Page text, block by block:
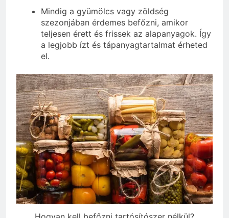
Mindig a gyümölcs vagy zöldség
szezonjában érdemes befőzni, amikor
teljesen érett és frissek az alapanyagok. Így
a legjobb ízt és tápanyagtartalmat érheted
el.